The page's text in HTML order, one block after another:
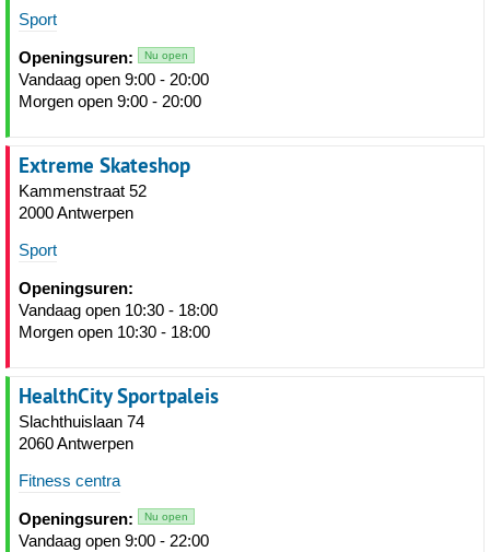
Sport
Openingsuren: Nu open
Vandaag open 9:00 - 20:00
Morgen open 9:00 - 20:00
Extreme Skateshop
Kammenstraat 52
2000 Antwerpen
Sport
Openingsuren:
Vandaag open 10:30 - 18:00
Morgen open 10:30 - 18:00
HealthCity Sportpaleis
Slachthuislaan 74
2060 Antwerpen
Fitness centra
Openingsuren: Nu open
Vandaag open 9:00 - 22:00